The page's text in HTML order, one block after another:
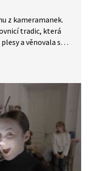
tradic, která
a věnovala se
změnila životy
samotné natáčení:
rekvizit, make-
film. Do procesu
dron a celý štáb
přesto pokračují
do Charkova
rychle ověřují, zda